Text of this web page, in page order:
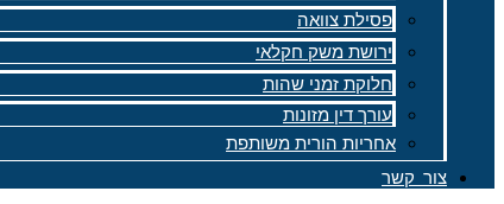
פסילת צוואה
ירושת משק חקלאי
חלוקת זמני שהות
עורך דין מזונות
אחריות הורית משותפת
צור קשר